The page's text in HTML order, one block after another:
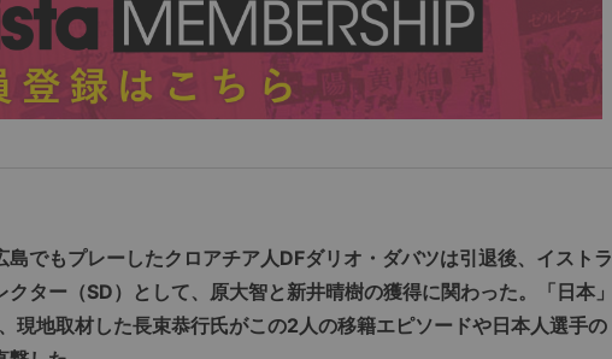
でもプレーしたクロアチア人DFダリオ・ダバツは引退後、イストラ
ター（SD）として、原大智と新井晴樹の獲得に関わった。「日本」
現地取材した長束恭行氏がこの2人の移籍エピソードや日本人選手の